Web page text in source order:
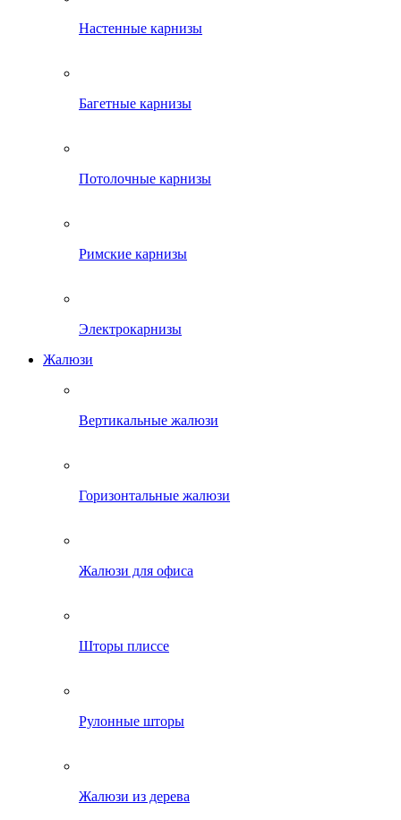
Настенные карнизы
Багетные карнизы
Потолочные карнизы
Римские карнизы
Электрокарнизы
Жалюзи
Вертикальные жалюзи
Горизонтальные жалюзи
Жалюзи для офиса
Шторы плиссе
Рулонные шторы
Жалюзи из дерева